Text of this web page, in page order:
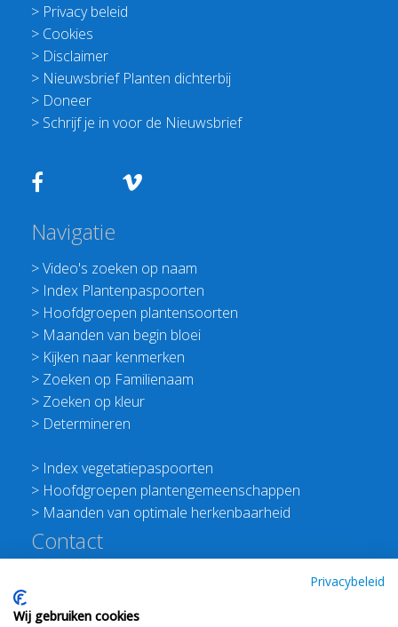
> Privacy beleid
> Cookies
> Disclaimer
> Nieuwsbrief Planten dichterbij
> Doneer
> Schrijf je in voor de Nieuwsbrief
Navigatie
>Video's zoeken op naam
> Index Plantenpaspoorten
> Hoofdgroepen plantensoorten
> Maanden van begin bloei
> Kijken naar kenmerken
> Zoeken op Familienaam
> Zoeken op kleur
> Determineren
> Index vegetatiepaspoorten
> Hoofdgroepen plantengemeenschappen
> Maanden van optimale herkenbaarheid
Contact
E:info@floravannederland.nl
Privacybeleid
Wij gebruiken cookies